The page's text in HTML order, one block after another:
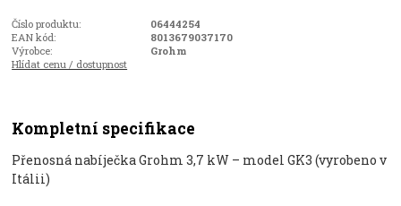
Číslo produktu:
06444254
EAN kód:
8013679037170
Výrobce:
Grohm
Hlídat cenu / dostupnost
Kompletní specifikace
Přenosná nabíječka Grohm 3,7 kW – model GK3 (vyrobeno v
Itálii)